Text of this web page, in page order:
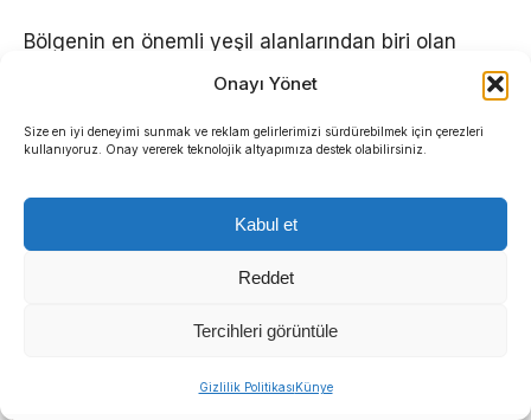
Onayı Yönet
Size en iyi deneyimi sunmak ve reklam gelirlerimizi sürdürebilmek için çerezleri
kullanıyoruz. Onay vererek teknolojik altyapımıza destek olabilirsiniz.
Kabul et
Reddet
Tercihleri görüntüle
Gizlilik PolitikasıKünye
Bölgenin en önemli yeşil alanlarından biri olan
Çamdibi Atatürk Parkı’nda düzenlenen buluşmaya
mahalle muhtarları, vatandaşlar ve Başkan Eşki’nin
ailesi de katıldı. Sıcak ve samimi bir atmosferde
çaylar içildi, Bornova’nın geleceğine dair fikir
alışverişinde bulunuldu. Hemşehrileriyle keyifli bir